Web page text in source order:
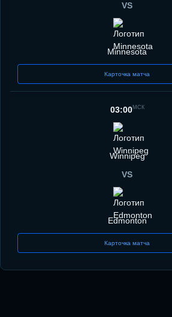
VS
Minnesota
Карточка матча
03:00МСК
Winnipeg
VS
Edmonton
Карточка матча